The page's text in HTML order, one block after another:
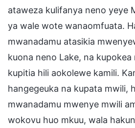
ataweza kulifanya neno yeye
ya wale wote wanaomfuata.
mwanadamu atasikia
kuona neno Lake, na kupokea
kupitia hili aokolewe kamili.
hangegeuka na kupata mwili,
mwanadamu mwenye mwili
wokovu huo mkuu, wala